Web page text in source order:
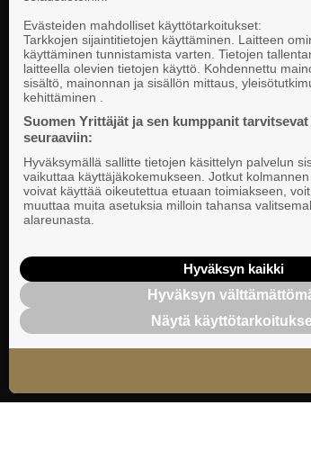
Valtakunnallista, alueellista ja paikallista
vaikuttamista pk-yrittäjien puolesta.
Evästeiden mahdolliset käyttötarkoitukset:
Tarkkojen sijaintitietojen käyttäminen. Laitteen
käyttäminen tunnistamista varten. Tietojen
laitteella olevien tietojen käyttö. Kohdennettu
sisältö, mainonnan ja sisällön mittaus,
kehittäminen .
Suomen Yrittäjät ja sen kumppanit
seuraaviin:
Hyväksymällä sallitte tietojen käsittelyn palvelun
vaikuttaa käyttäjäkokemukseen. Jotkut
voivat käyttää oikeutettua etuaan toimiakseen,
muuttaa muita asetuksia milloin tahansa
alareunasta.
Hyväksyn kaikki
Hyväksyn
Näytä